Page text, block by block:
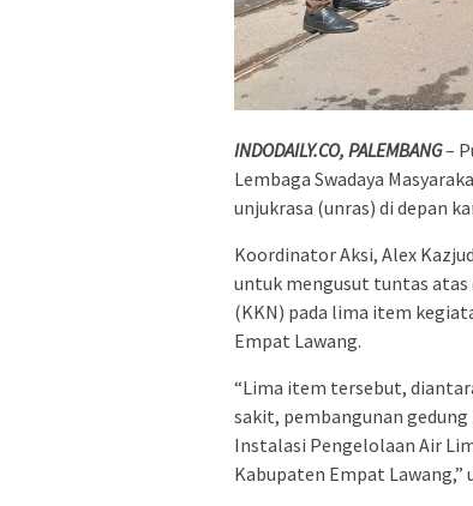
INDODAILY.CO, PALEMBANG–
Lembaga Swadaya
unjukrasa (unras) di depan
Koordinator Aksi, Alex
untuk mengusut tuntas atas
(KKN) pada lima item
Empat Lawang.
“Lima item tersebut,
sakit, pembangunan
Instalasi Pengelolaan Air
Kabupaten Empat Lawang,”